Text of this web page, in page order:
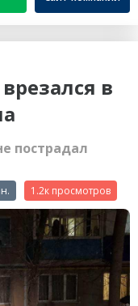
в
пострадал
1.2к